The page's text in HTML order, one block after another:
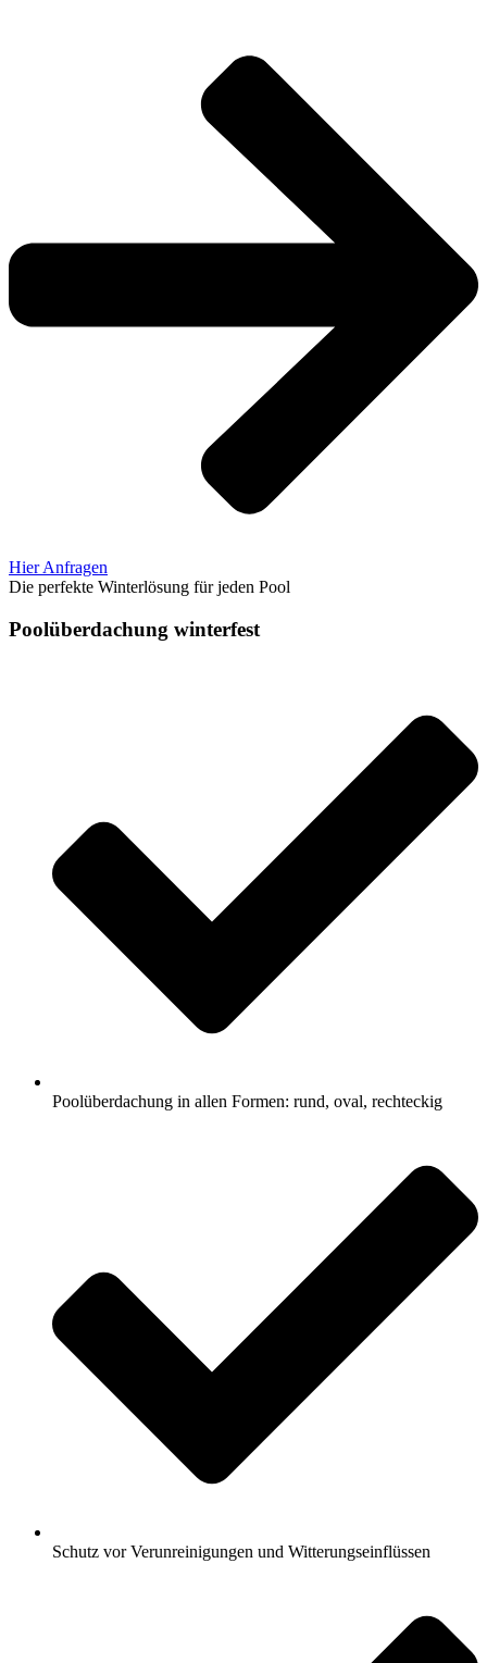
Hier Anfragen
Die perfekte Winterlösung für jeden Pool
Pool­überdachung winterfest
Poolüberdachung in allen Formen: rund, oval, rechteckig
Schutz vor Verunreinigungen und Witterungseinflüssen